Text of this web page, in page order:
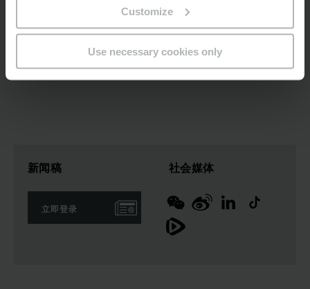
Customize
Use necessary cookies only
了解更多内容
新闻稿
立即登录
社会媒体